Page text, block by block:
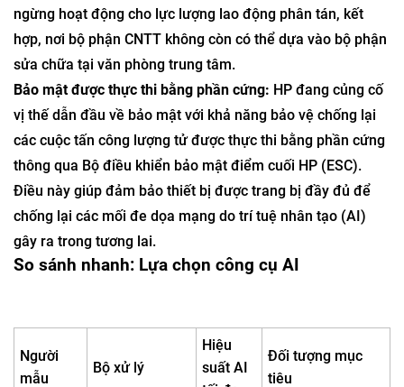
này được thiết kế để hỗ trợ các trợ lý AI chủ động, liên tục
hoạt động, đòi hỏi thông lượng NPU cao để duy trì khả
năng phản hồi trong thời gian thực.
Đổi mới theo mô-đun:HP đã giới thiệu thiết kế bàn phím
gắn trên cùng, được cho là giúp giảm thời gian thay thế
đến 80%. Điều này tập trung vào việc giảm thiểu thời gian
ngừng hoạt động cho lực lượng lao động phân tán, kết
hợp, nơi bộ phận CNTT không còn có thể dựa vào bộ phận
sửa chữa tại văn phòng trung tâm.
Bảo mật được thực thi bằng phần cứng:
vị thế dẫn đầu về bảo mật với khả năng bảo vệ chống lại
Điều này giúp đảm bảo thiết bị được trang bị đầy đủ để
chống lại các mối đe dọa mạng do trí tuệ nhân tạo (AI)